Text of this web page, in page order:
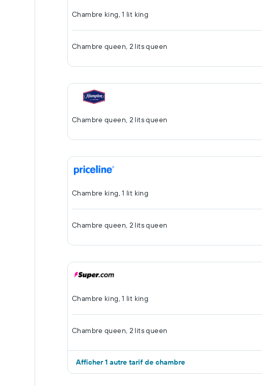
Chambre king, 1 lit king
Chambre queen, 2 lits queen
Chambre queen, 2 lits queen
Chambre king, 1 lit king
Chambre queen, 2 lits queen
Chambre king, 1 lit king
Chambre queen, 2 lits queen
Afficher 1 autre tarif de chambre